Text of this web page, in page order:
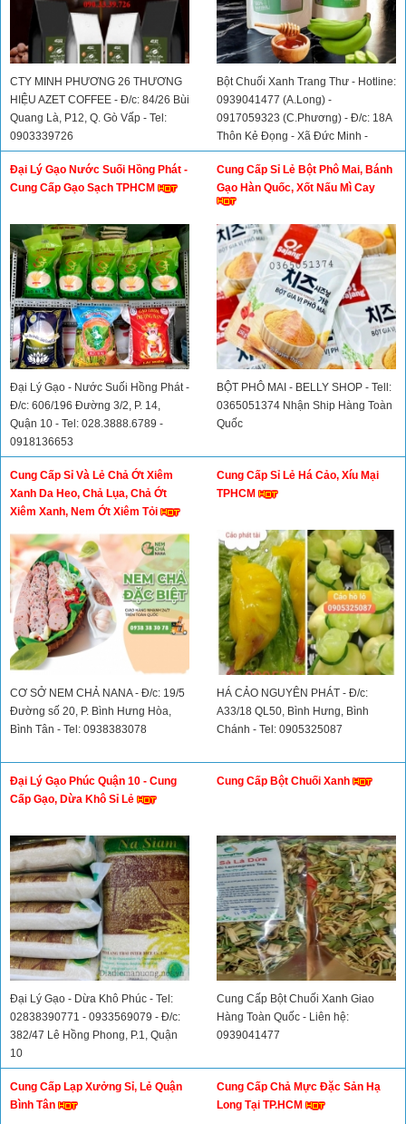
CTY MINH PHƯƠNG 26 THƯƠNG
HIỆU AZET COFFEE - Đ/c: 84/26 Bùi
Quang Là, P12, Q. Gò Vấp - Tel:
0903339726
Bột Chuối Xanh Trang Thư - Hotline:
0939041477 (A.Long) -
0917059323 (C.Phương) - Đ/c: 18A
Thôn Kẻ Đọng - Xã Đức Minh -
Huyện ĐăkMil - Tỉnh Đăknông
Đại Lý Gạo Nước Suối Hồng Phát -
Cung Cấp Gạo Sạch TPHCM
Đại Lý Gạo - Nước Suối Hồng Phát -
Đ/c: 606/196 Đường 3/2, P. 14,
Quận 10 - Tel: 028.3888.6789 -
0918136653
Cung Cấp Sỉ Lẻ Bột Phô Mai, Bánh
Gạo Hàn Quốc, Xốt Nấu Mì Cay
BỘT PHÔ MAI - BELLY SHOP - Tell:
0365051374 Nhận Ship Hàng Toàn
Quốc
Cung Cấp Sỉ Và Lẻ Chả Ớt Xiêm
Xanh Da Heo, Chả Lụa, Chả Ớt
Xiêm Xanh, Nem Ớt Xiêm Tỏi
CƠ SỞ NEM CHẢ NANA - Đ/c: 19/5
Đường số 20, P. Bình Hưng Hòa,
Bình Tân - Tel: 0938383078
Cung Cấp Sỉ Lẻ Há Cảo, Xíu Mại
TPHCM
HÁ CẢO NGUYÊN PHÁT - Đ/c:
A33/18 QL50, Bình Hưng, Bình
Chánh - Tel: 0905325087
Đại Lý Gạo Phúc Quận 10 - Cung
Cấp Gạo, Dừa Khô Sỉ Lẻ
Đại Lý Gạo - Dừa Khô Phúc - Tel:
02838390771 - 0933569079 - Đ/c:
382/47 Lê Hồng Phong, P.1, Quận
10
Cung Cấp Bột Chuối Xanh
Cung Cấp Bột Chuối Xanh Giao
Hàng Toàn Quốc - Liên hệ:
0939041477
Cung Cấp Lạp Xưởng Sỉ, Lẻ Quận
Bình Tân
Cung Cấp Chả Mực Đặc Sản Hạ
Long Tại TP.HCM